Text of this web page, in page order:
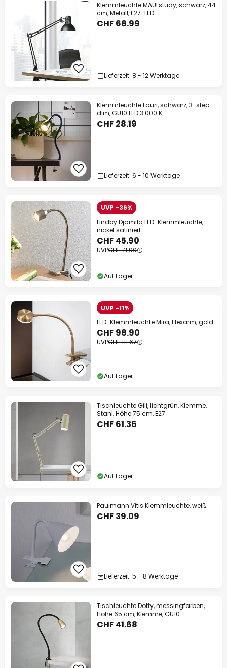
Klemmleuchte MAULstudy, schwarz, 44
cm, Metall, E27-LED
CHF 68.99
Lieferzeit: 8 - 12 Werktage
Klemmleuchte Lauri, schwarz, 3-step-
dim, GU10 LED 3.000 K
CHF 28.19
Lieferzeit: 6 - 10 Werktage
UVP -36%
Lindby Djamila LED-Klemmleuchte,
nickel satiniert
CHF 45.90
UVPCHF 71.90
Auf Lager
UVP -11%
LED-Klemmleuchte Mira, Flexarm, gold
CHF 98.90
UVPCHF 111.67
Auf Lager
Tischleuchte Gili, lichtgrün, Klemme,
Stahl, Höhe 75 cm, E27
CHF 61.36
Auf Lager
Paulmann Vitis Klemmleuchte, weiß
CHF 39.09
Lieferzeit: 5 - 8 Werktage
Tischleuchte Dotty, messingfarben,
Höhe 65 cm, Klemme, GU10
CHF 41.68